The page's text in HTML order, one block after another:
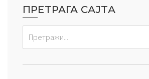
ПРЕТРАГА САЈТА